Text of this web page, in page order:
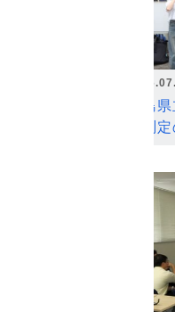
福島
ン測